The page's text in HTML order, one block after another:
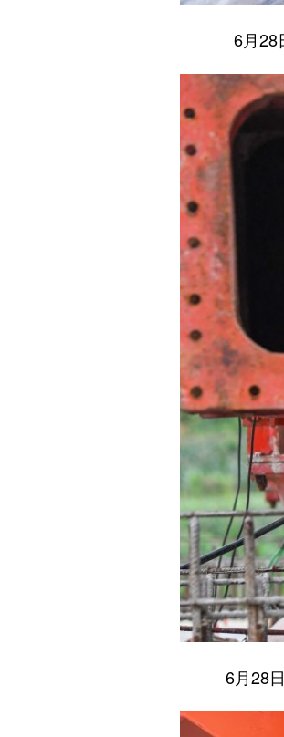
6月28
6月28